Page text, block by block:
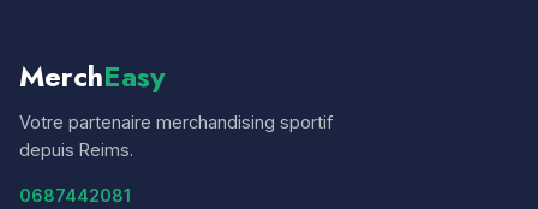
MerchEasy
Votre partenaire merchandising sportif
depuis Reims.
0687442081